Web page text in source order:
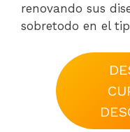
renovando sus
sobretodo en el